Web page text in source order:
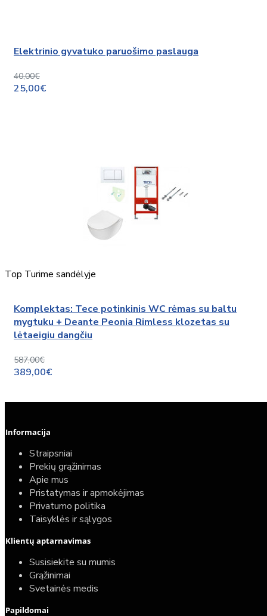
Elektrinio gyvatuko paruošimo paslauga
40,00€
25,00€
Top Turime sandėlyje
Komplektas: Tece potinkinis WC rėmas su baltu
mygtuku + Deante Peonia Rimless klozetas su
lėtaeigiu dangčiu
587,00€
389,00€
Informacija
Straipsniai
Prekių grąžinimas
Apie mus
Pristatymas ir apmokėjimas
Privatumo politika
Taisyklės ir sąlygos
Klientų aptarnavimas
Susisiekite su mumis
Grąžinimai
Svetainės medis
Papildomai